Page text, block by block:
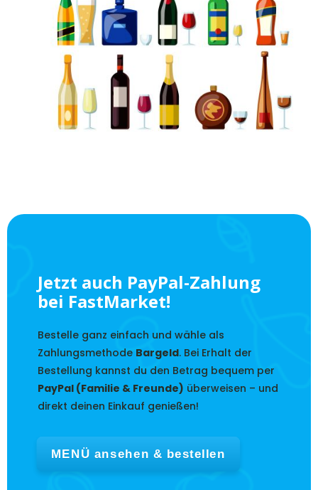
Jetzt auch PayPal-Zahlung
bei FastMarket!
Bestelle ganz einfach und wähle als
Zahlungsmethode Bargeld. Bei Erhalt der
Bestellung kannst du den Betrag bequem per
PayPal (Familie & Freunde) überweisen – und
direkt deinen Einkauf genießen!
MENÜ ansehen & bestellen